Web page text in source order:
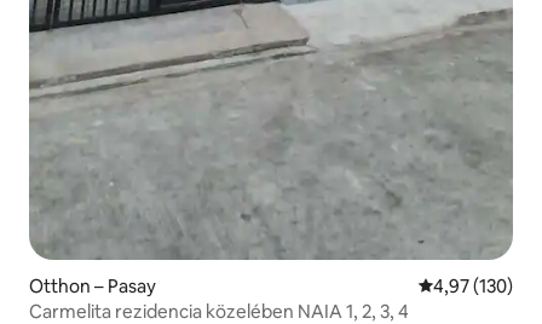
Otthon – Pasay Átlagos
4,97 (130)
Carmelita rezidencia közelében NAIA 1, 2, 3, 4